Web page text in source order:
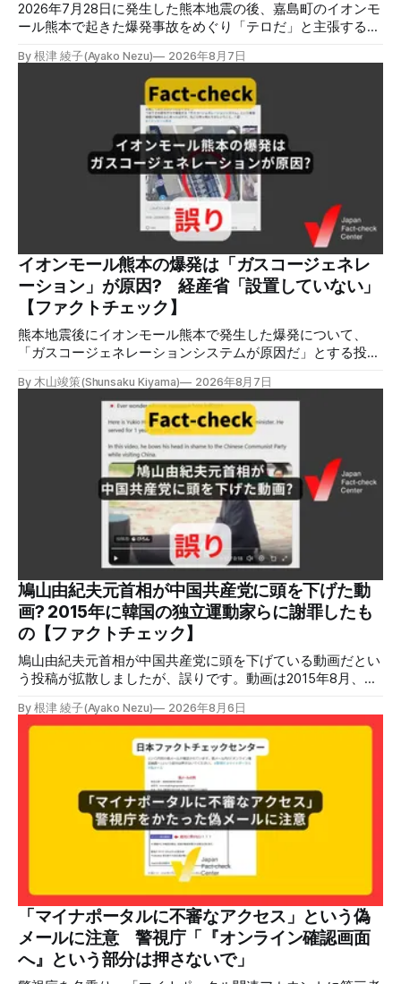
2026年7月28日に発生した熊本地震の後、嘉島町のイオンモ
ール熊本で起きた爆発事故をめぐり「テロだ」と主張する投
LPガスに着火した可能性に言及していますが、現時点で未解
明です。イオンは8月5日、外部専門家らによる事故調査委員
会を設置すると発表しました。 検証対象 拡散した言説 2026
年8月2日、イオンモール熊本の爆発がテロによるものだと主
張する投稿がＸで拡散した。 検証する理由 8月5日現在、投
稿は600回以上リポストされ、表示は19万件を超える。 同様
の情報の拡散量を調べるため、「熊本」「イオンモール」
「爆発」「テロ」など複数のキーワードを組み合わせてソー
シャル分析ツールMeltwaterで調べると、総投稿数は8月5日
までに約9900件あった(例1,2,3)。拡散のほとんどはXだ。 こ
れらの投稿は根拠を示していないが、「ガス爆発には見えな
いね」「これは 熊本を略奪する為のテロですよ」など、投
稿を真に受けたり、同調する反応が多い。「デマまたは不確
定な情報を流すな」や「陰謀論だよ」などの指摘
By 根津 綾子(Ayako Nezu) 2026年8月7日
イオンモール熊本の爆発は「ガスコージェネレ
ーション」が原因? 経産省「設置していない」
【ファクトチェック】
熊本地震後にイオンモール熊本で発生した爆発について、
「ガスコージェネレーションシステムが原因だ」とする投稿
ジェネレーションやガス発電機は設置していないことを確認
している」と発表し、LPガスが原因だった可能性が高いと説
明しています。またイオンは5日、事故原因を調べる事故調
査委員会を設置すると発表しました。 検証対象 拡散した投
ガスを燃料としてガスエンジンやガスタービンで発電し、排
熱を冷暖房などに利用する「ガスコージェネレーション」が
原因だとする投稿が拡散した（例1、例2）。 検証する理由
ソーシャルリスニングツールMeltwaterで調べると、これら
の投稿の表示回数は少なくとも合計194万回を超えている。
爆発の原因をめぐって、さまざまな根拠不明の情報が飛び交
っているため検証する。 検証過程 イオンモール熊本の爆発
2026年7月28日午後16時27分ごろ、熊本県で震度7の地震が
発生した。午後6時ごろ、嘉島町のショッピングセンター
「イ
By 木山竣策(Shunsaku Kiyama) 2026年8月7日
鳩山由紀夫元首相が中国共産党に頭を下げた動
画? 2015年に韓国の独立運動家らに謝罪したも
の【ファクトチェック】
鳩山由紀夫元首相が中国共産党に頭を下げている動画だとい
う投稿が拡散しましたが、誤りです。動画は2015年8月、鳩
立運動家らに謝罪した映像です。中国共産党に対して頭を下
げている動画ではありません。 検証対象 拡散した言説 2026
年7月30日、「日本人がなぜ左翼を嫌うのか、考えたことは
ありますか？/ここに日本の左寄り首相だった鳩山由紀夫が
います。彼は2009年から2010年まで1年間務めました。/こ
のビデオでは、彼が中国を訪問中に中国共産党に対して恥じ
らいながら頭を下げています」という英文付きの動画がXで
ポストされ、表示は20万件を超える。 投稿には「私の日本
語力が衰えていたら申し訳ないですが、動画に『韓国』と書
いてあるように見えます」などの英語の指摘もあるが、「日
本が犯した残虐行為を謝罪するのは悪いことだと思わない」
「共産主義者に恥じて頭を下げるべき人はいない」など、拡
散した投稿を真に受けた反応も多いため検証する。 検証過
程 動
By 根津 綾子(Ayako Nezu) 2026年8月6日
「マイナポータルに不審なアクセス」という偽
メールに注意 警視庁「『オンライン確認画面
へ』という部分は押さないで」